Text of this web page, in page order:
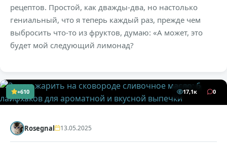
рецептов. Простой, как дважды-два, но настолько
гениальный, что я теперь каждый раз, прежде чем
выбросить что-то из фруктов, думаю: «А может, это
будет мой следующий лимонад?
+610 17,1к 0
Rosegnal 13.05.2025